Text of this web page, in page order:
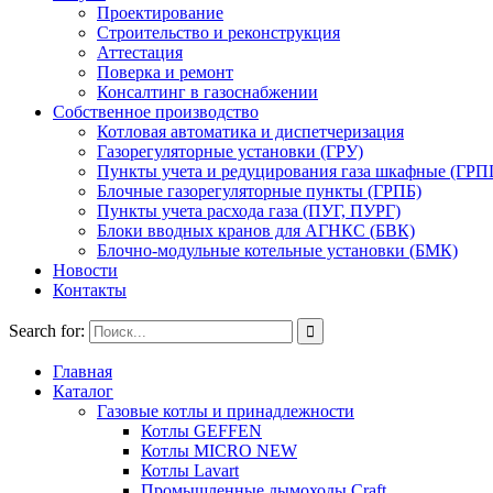
Проектирование
Строительство и реконструкция
Аттестация
Поверка и ремонт
Консалтинг в газоснабжении
Собственное производство
Котловая автоматика и диспетчеризация
Газорегуляторные установки (ГРУ)
Пункты учета и редуцирования газа шкафные
Блочные газорегуляторные пункты (ГРПБ)
Пункты учета расхода газа (ПУГ, ПУРГ)
Блоки вводных кранов для АГНКС (БВК)
Блочно-модульные котельные установки (БМК)
Новости
Контакты
Search for:
Главная
Каталог
Газовые котлы и принадлежности
Котлы GEFFEN
Котлы MICRO NEW
Котлы Lavart